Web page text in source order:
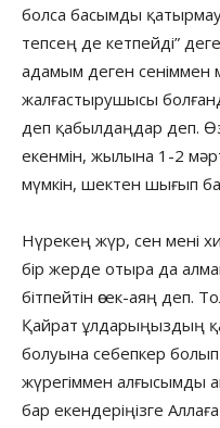
болса басымды
тепсең де кетпейді”
адамым деген сеніммен
жалғастырушысы
деп қабылдаңдар деп.
екенмін, жылына 1-2
мүмкін, шектен шығып
Нүрекең жүр, сен мені
бір жерде отыра да
бітпейтін өсек-аяң деп.
Қайрат ұлдарыңыздың
болуына себепкер
жүрегіммен алғысымды
бар екендеріңізге